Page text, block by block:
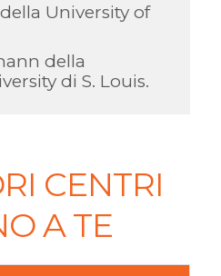
University of
della
di S. Louis.
CENTRI
A TE